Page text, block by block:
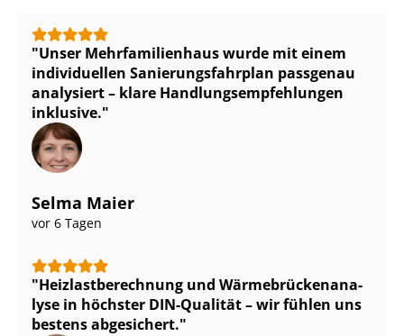
Unser Mehr­fa­mi­li­en­haus wurde mit einem
individuellen Sa­nie­rungs­fahr­plan passgenau
analysiert – klare Hand­lungs­emp­feh­lun­gen
inklusive.
Selma Maier
vor 6 Tagen
Heiz­last­be­rech­nung und Wär­me­brü­cken­ana­
ly­se in höchster DIN-Qualität – wir fühlen uns
bestens abgesichert.